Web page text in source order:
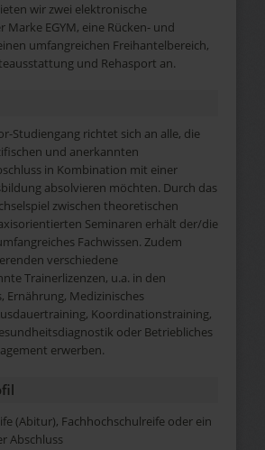
wir zwei elektronische
Marke EGYM, eine Rücken- und
umfangreichen Freihantelbereich,
und Rehasport an.
Studiengang richtet sich an alle, die
und anerkannten
in Kombination mit einer
absolvieren möchten. Durch das
zwischen theoretischen
Seminaren erhält der/die
Fachwissen. Zudem
verschiedene
Trainerlizenzen, u.a. in den
Ernährung, Medizinisches
Koordinationstraining,
oder Betriebliches
erwerben.
(Abitur), Fachhochschulreife oder ein
Abschluss